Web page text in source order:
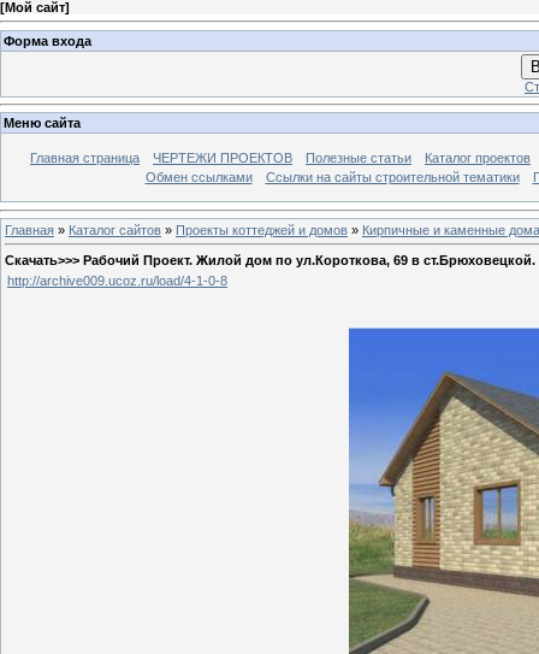
[Мой сайт]
Форма входа
Меню сайта
Главная страница ЧЕРТЕЖИ ПРОЕКТОВ Полезные статьи
Каталог проектов
Обмен ссылками
Ссылки на сайты строительной тематики
Главная » Каталог сайтов » Проекты коттеджей и домов » Кирпичные и каменные дома
Скачать>>> Рабочий Проект. Жилой дом по ул.Короткова, 69 в
http://archive009.ucoz.ru/load/4-1-0-8